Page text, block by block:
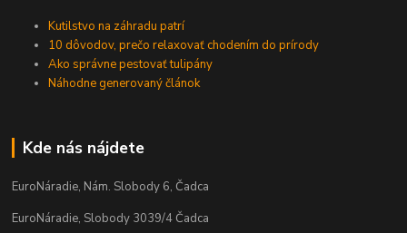
Kutilstvo na záhradu patrí
10 dôvodov, prečo relaxovať chodením do prírody
Ako správne pestovať tulipány
Náhodne generovaný článok
Kde nás nájdete
EuroNáradie, Nám. Slobody 6, Čadca
EuroNáradie, Slobody 3039/4 Čadca